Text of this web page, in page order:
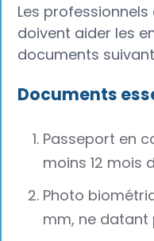
Les
doivent aider les
documents
Documents
Passeport en
moins 12 mois
Photo
mm, ne datant